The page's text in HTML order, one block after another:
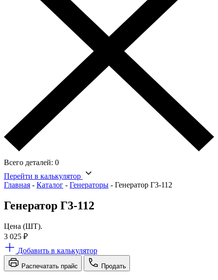
Всего деталей: 0
Перейти в калькулятор
Главная - Каталог - Генераторы - Генератор Г3-112
Генератор Г3-112
Цена (ШТ).
3 025 ₽
Добавить в калькулятор
Распечатать прайс Продать